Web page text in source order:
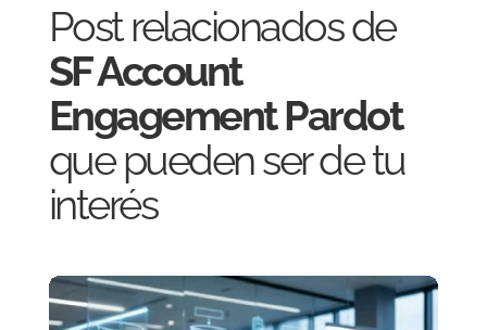
Post relacionados de
SF Account
Engagement Pardot
que pueden ser de tu
interés